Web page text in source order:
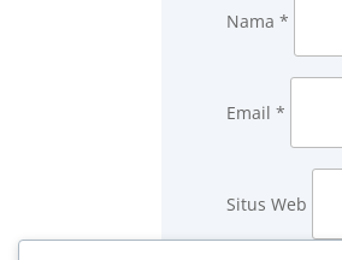
Nama*
Email*
Situs Web